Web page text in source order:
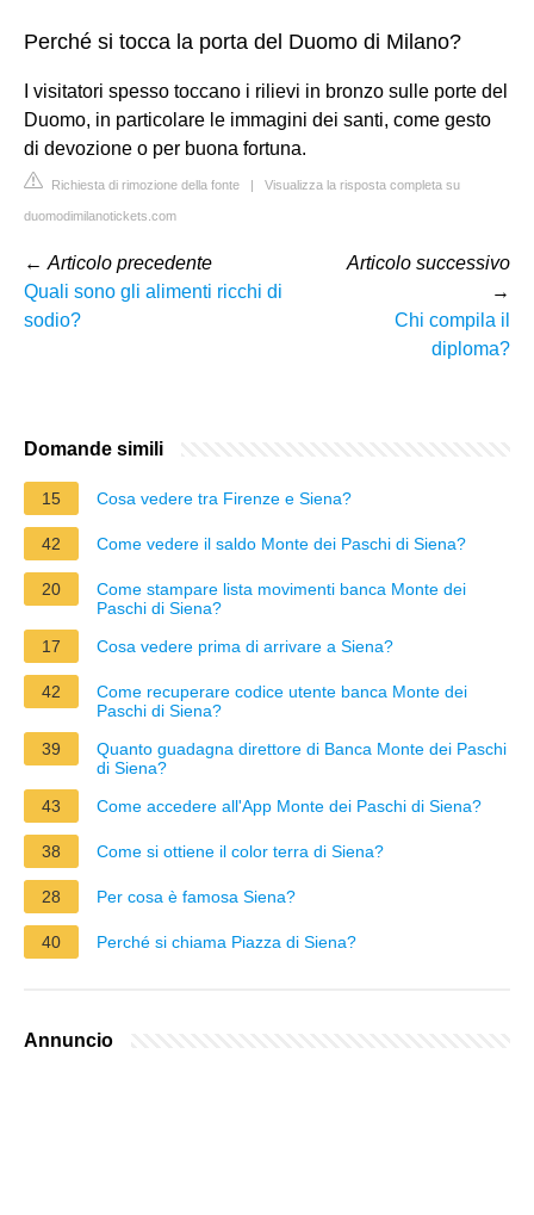
Perché si tocca la porta del Duomo di Milano?
I visitatori spesso toccano i rilievi in ​​bronzo sulle porte del
Duomo, in particolare le immagini dei santi, come gesto
di devozione o per buona fortuna.
Richiesta di rimozione della fonte | Visualizza la risposta completa su
duomodimilanotickets.com
← Articolo precedente
Quali sono gli alimenti ricchi di
sodio?
Articolo successivo
→
Chi compila il
diploma?
Domande simili
15 Cosa vedere tra Firenze e Siena?
42 Come vedere il saldo Monte dei Paschi di Siena?
20
Come stampare lista movimenti banca Monte dei
Paschi di Siena?
17
Cosa vedere prima di arrivare a Siena?
42
Come recuperare codice utente banca Monte dei
Paschi di Siena?
39
Quanto guadagna direttore di Banca Monte dei Paschi
di Siena?
43
Come accedere all'App Monte dei Paschi di Siena?
38 Come si ottiene il color terra di Siena?
28 Per cosa è famosa Siena?
40 Perché si chiama Piazza di Siena?
Annuncio